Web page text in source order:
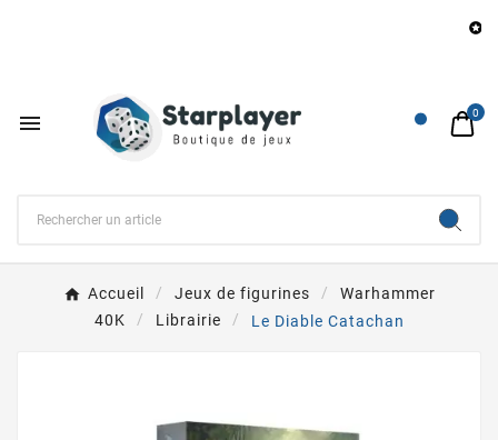

 0
Accueil Jeux de figurines
Warhammer
40K
Librairie Le Diable Catachan